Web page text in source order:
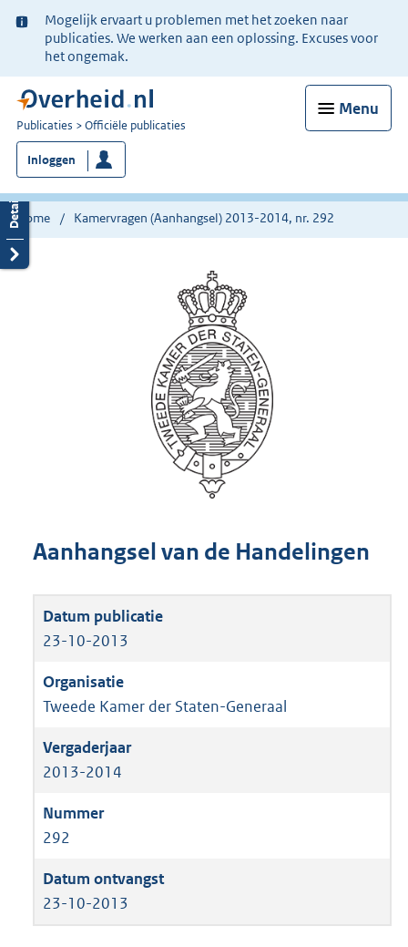
Ter
informatie:
Mogelijk ervaart u problemen met het zoeken naar
publicaties. We werken aan een oplossing. Excuses voor
het ongemak.
Menu
U
bent
nu
hier:
Publicaties Officiële publicaties
Inloggen
Home Kamervragen (Aanhangsel) 2013-2014, nr. 292
Aanhangsel van de Handelingen
23-10-2013
Tweede Kamer der Staten-Generaal
2013-2014
292
23-10-2013